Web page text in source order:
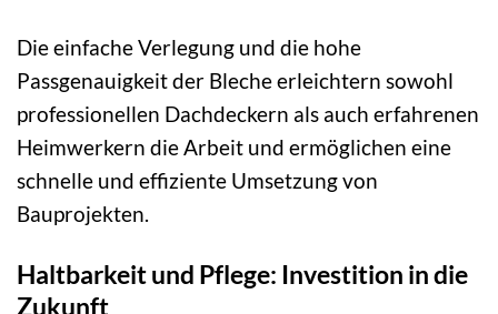
Die einfache Verlegung und die hohe
Passgenauigkeit der Bleche erleichtern sowohl
professionellen Dachdeckern als auch erfahrenen
Heimwerkern die Arbeit und ermöglichen eine
schnelle und effiziente Umsetzung von
Bauprojekten.
Haltbarkeit und Pflege: Investition in die
Zukunft